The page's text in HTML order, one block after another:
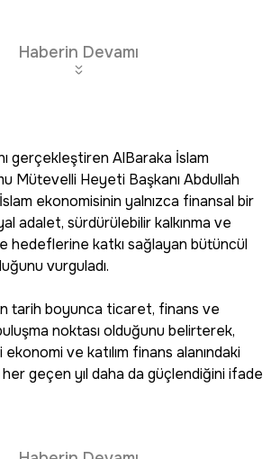
Haberin Devamı
gerçekleştiren AlBaraka İslam
Mütevelli Heyeti Başkanı Abdullah
ekonomisinin yalnızca finansal bir
adalet, sürdürülebilir kalkınma ve
hedeflerine katkı sağlayan bütüncül
vurguladı.
tarih boyunca ticaret, finans ve
noktası olduğunu belirterek,
ve katılım finans alanındaki
geçen yıl daha da güçlendiğini ifade